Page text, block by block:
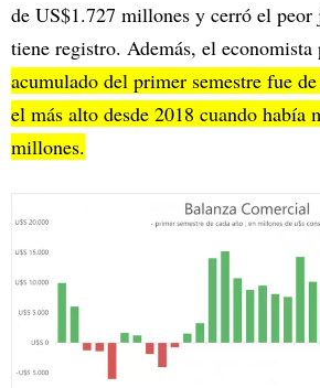
de US$1.727 millones y cerró el peor
tiene registro. Además, el economista
acumulado del primer semestre fue
el más alto desde 2018 cuando había
millones.